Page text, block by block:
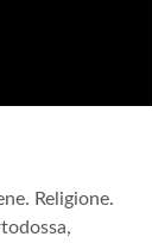
Religione.